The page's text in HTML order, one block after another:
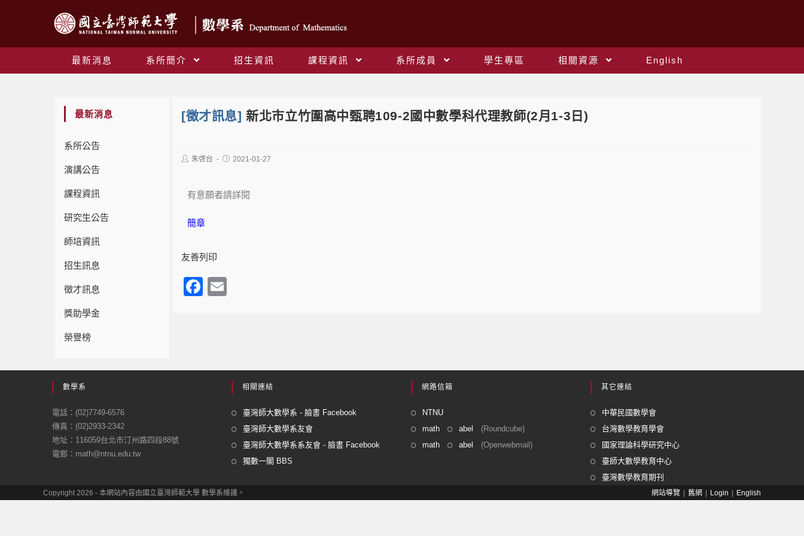
最新消息 系所簡介 招生資訊 課程資訊 系所成員 學生專區 相關資源
English
最新消息
系所公告
演講公告
課程資訊
研究生公告
師培資訊
招生訊息
徵才訊息
獎助學金
榮譽榜
[徵才訊息] 新北市立竹圍高中甄聘109-2國中數學科代理教師(2月1-3日)
朱啓台 2021-01-27
有意願者請詳閱
簡章
友善列印
F
數學系
電話：(02)7749-6576
傳真：(02)2933-2342
地址：116059台北市汀州路四段88號
電郵：math@ntnu.edu.tw
相關連結
臺灣師大數學系 - 臉書 Facebook
臺灣師大數學系友會
臺灣師大數學系系友會 - 臉書 Facebook
獨數一閣 BBS
網路信箱
NTNU
math
abel
(Roundcube)
math
abel (Openwebmail)
其它連結
中華民國數學會
台灣數學教育學會
國家理論科學研究中心
臺師大數學教育中心
臺灣數學教育期刊
網站導覽 舊網 Login English
Copyright 2026 - 本網站內容由國立臺灣師範大學 數學系維護。